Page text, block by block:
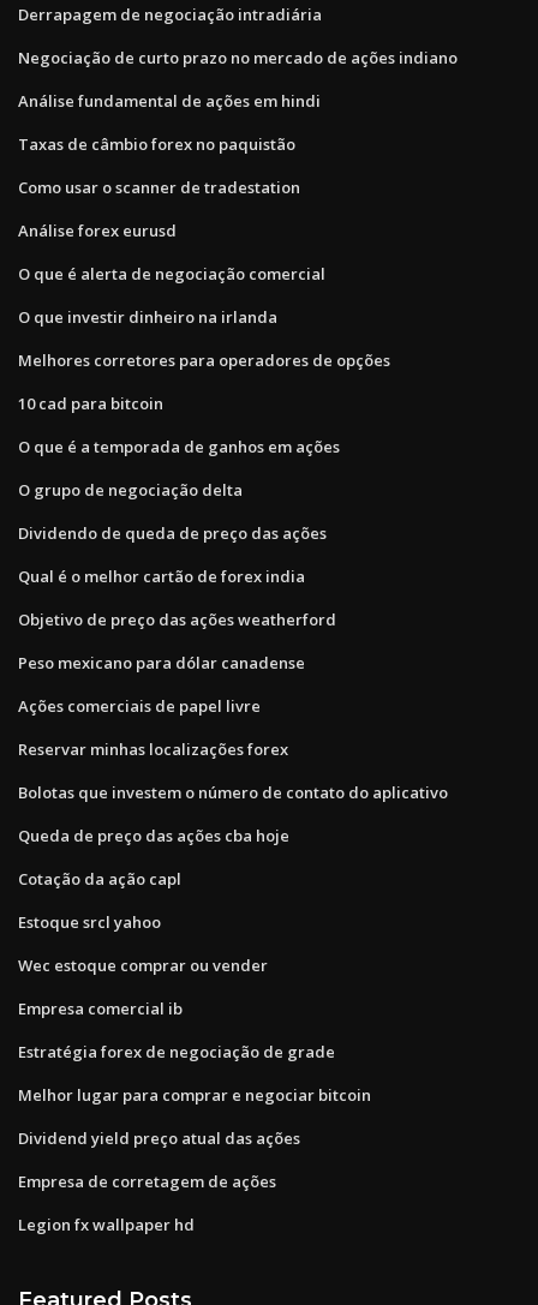
Derrapagem de negociação intradiária
Negociação de curto prazo no mercado de ações indiano
Análise fundamental de ações em hindi
Taxas de câmbio forex no paquistão
Como usar o scanner de tradestation
Análise forex eurusd
O que é alerta de negociação comercial
O que investir dinheiro na irlanda
Melhores corretores para operadores de opções
10 cad para bitcoin
O que é a temporada de ganhos em ações
O grupo de negociação delta
Dividendo de queda de preço das ações
Qual é o melhor cartão de forex india
Objetivo de preço das ações weatherford
Peso mexicano para dólar canadense
Ações comerciais de papel livre
Reservar minhas localizações forex
Bolotas que investem o número de contato do aplicativo
Queda de preço das ações cba hoje
Cotação da ação capl
Estoque srcl yahoo
Wec estoque comprar ou vender
Empresa comercial ib
Estratégia forex de negociação de grade
Melhor lugar para comprar e negociar bitcoin
Dividend yield preço atual das ações
Empresa de corretagem de ações
Legion fx wallpaper hd
Featured Posts